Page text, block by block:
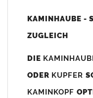
Unsere Maßangaben
800mm x 740-800mm
KAMINHAUBE -
ZUGLEICH
DIE
ODER KUPFER
KAMINKOPF